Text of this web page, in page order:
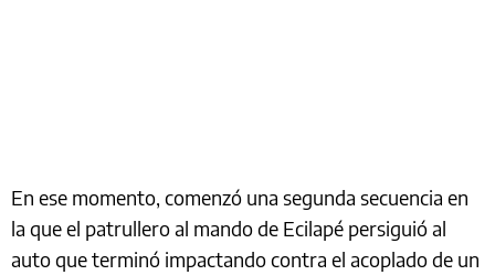
En ese momento, comenzó una segunda secuencia en
la que el patrullero al mando de Ecilapé persiguió al
auto que terminó impactando contra el acoplado de un